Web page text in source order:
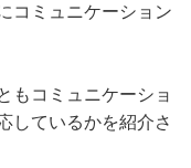
コミュニケーション
もコミュニケーショ
しているかを紹介さ